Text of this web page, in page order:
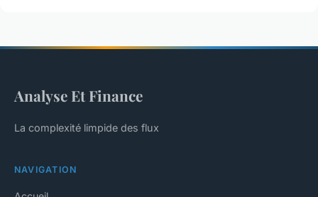
Analyse Et Finance
La complexité limpide des flux
NAVIGATION